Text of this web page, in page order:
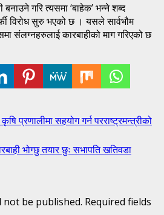
बनाउने गरि त्यसमा ‘बाहेक’ भन्ने शब्द
विरोध सुरु भएको छ । यसले सार्वभौम
संलग्नहरुलाई कारबाहीको माग गरिएको छ
प्रणालीमा सहयोग गर्न परराष्ट्रमन्त्रीको
भोग्छु तयार छुः सभापति खतिवडा
not be published. Required fields